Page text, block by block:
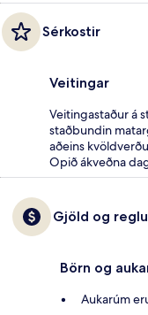
Sérkostir
Veitingar
Veitingastaður á
staðbundin
aðeins
Opið ákveðna
Gjöld og
Börn og
Aukarúm